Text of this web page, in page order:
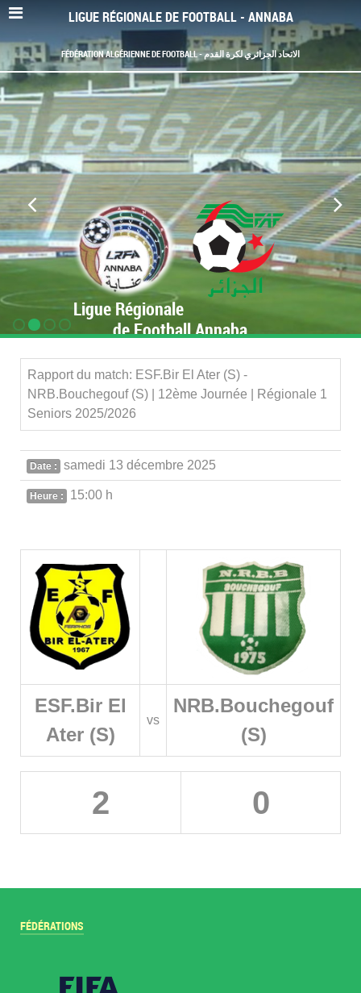
LIGUE RÉGIONALE DE FOOTBALL - ANNABA
FÉDÉRATION ALGÉRIENNE DE FOOTBALL - الاتحاد الجزائري لكرة القدم
Ligue Régionale
de Football Annaba
Rapport du match: ESF.Bir El Ater (S) -
NRB.Bouchegouf (S) | 12ème Journée | Régionale 1
Seniors 2025/2026
Date : samedi 13 décembre 2025
Heure : 15:00 h
ESF.Bir El
Ater (S)
vs
NRB.Bouchegouf
(S)
2 0
FÉDÉRATIONS